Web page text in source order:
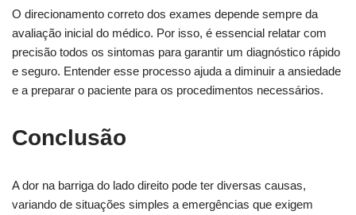
O direcionamento correto dos exames depende sempre da
avaliação inicial do médico. Por isso, é essencial relatar com
precisão todos os sintomas para garantir um diagnóstico rápido
e seguro. Entender esse processo ajuda a diminuir a ansiedade
e a preparar o paciente para os procedimentos necessários.
Conclusão
A dor na barriga do lado direito pode ter diversas causas,
variando de situações simples a emergências que exigem